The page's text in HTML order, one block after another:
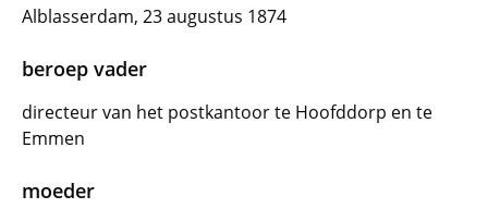
Alblasserdam, 23 augustus 1874
beroep vader
directeur van het postkantoor te Hoofddorp en te
Emmen
moeder